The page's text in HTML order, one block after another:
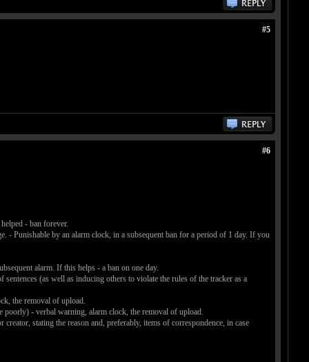
#5
#6
- ban forever.
Punishable by an alarm clock, in a subsequent ban for a period of 1 day. If you
alarm. If this helps - a ban on one day.
(as well as inducing others to violate the rules of the tracker as a
the removal of upload.
poorly) - verbal warning, alarm clock, the removal of upload.
stating the reason and, preferably, items of correspondence, in case